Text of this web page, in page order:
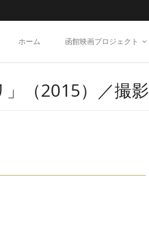
ホーム 函館映画プロジェクト
（2015）／撮影